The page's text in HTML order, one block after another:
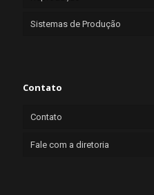
Sistemas de Produção
Contato
Contato
Fale com a diretoria